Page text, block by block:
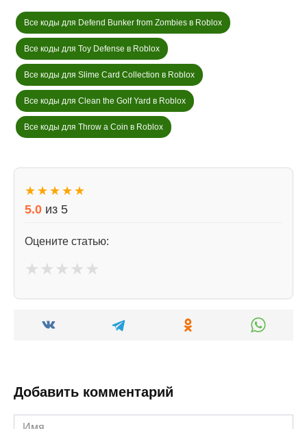
Все коды для Defend Bunker from Zombies в Roblox
Все коды для Toy Defense в Roblox
Все коды для Slime Card Collection в Roblox
Все коды для Clean the Golf Yard в Roblox
Все коды для Throw a Coin в Roblox
★ ★ ★ ★ ★
5.0 из 5
Оцените статью:
★ ★ ★ ★ ★
Добавить комментарий
Имя